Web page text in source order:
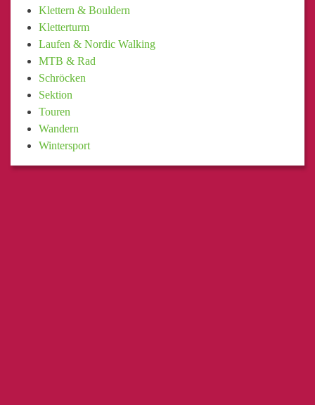
Klettern & Bouldern
Kletterturm
Laufen & Nordic Walking
MTB & Rad
Schröcken
Sektion
Touren
Wandern
Wintersport